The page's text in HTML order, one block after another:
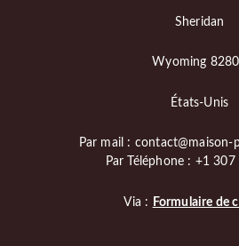
Sheridan
Wyoming
États-Unis
Par mail : contact@maison-
Par Téléphone : +1
Via : Formulaire de